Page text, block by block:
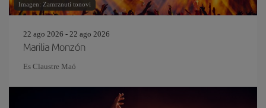
Imagen: Zamrznuti tonovi
22 ago 2026 - 22 ago 2026
Marilia Monzón
Es Claustre Maó